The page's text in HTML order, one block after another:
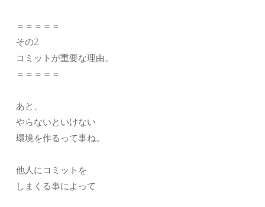
＝＝＝＝＝
その2
コミットが重要な理由。
＝＝＝＝＝
あと、
やらないといけない
環境を作るって事ね。
他人にコミットを
しまくる事によって